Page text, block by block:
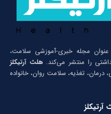
1396 به عنوان مجله خبری-آموزشی سلامت،
را منتشر می‌کند.هلث آرتیکلز
درمان، تغذیه، سلامت روان، خانواده
آرتیکلز